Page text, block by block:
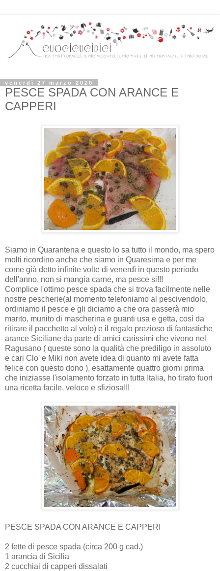
venerdì 27 marzo 2020
PESCE SPADA CON ARANCE E
CAPPERI
Siamo in Quarantena e questo lo sa tutto il mondo, ma spero
molti ricordino anche che siamo in Quaresima e per me
come già detto infinite volte di venerdì in questo periodo
dell'anno, non si mangia carne, ma pesce si!!!
Complice l'ottimo pesce spada che si trova facilmente nelle
nostre pescherie(al momento telefoniamo al pescivendolo,
ordiniamo il pesce e gli diciamo a che ora passerà mio
marito, munito di mascherina e guanti usa e getta, così da
ritirare il pacchetto al volo) e il regalo prezioso di fantastiche
arance Siciliane da parte di amici carissimi che vivono nel
Ragusano ( queste sono la qualità che prediligo in assoluto
e cari Clo' e Miki non avete idea di quanto mi avete fatta
felice con questo dono ), esattamente quattro giorni prima
che iniziasse l'isolamento forzato in tutta Italia, ho tirato fuori
una ricetta facile, veloce e sfiziosa!!!
PESCE SPADA CON ARANCE E CAPPERI
2 fette di pesce spada (circa 200 g cad.)
1 arancia di Sicilia
2 cucchiai di capperi dissalati